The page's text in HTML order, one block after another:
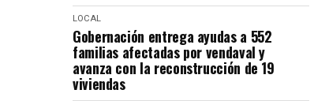
LOCAL
Gobernación entrega ayudas a 552
familias afectadas por vendaval y
avanza con la reconstrucción de 19
viviendas